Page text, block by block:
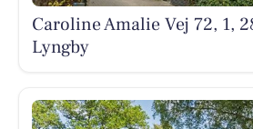
Caroline Amalie Vej 72, 1,
Lyngby